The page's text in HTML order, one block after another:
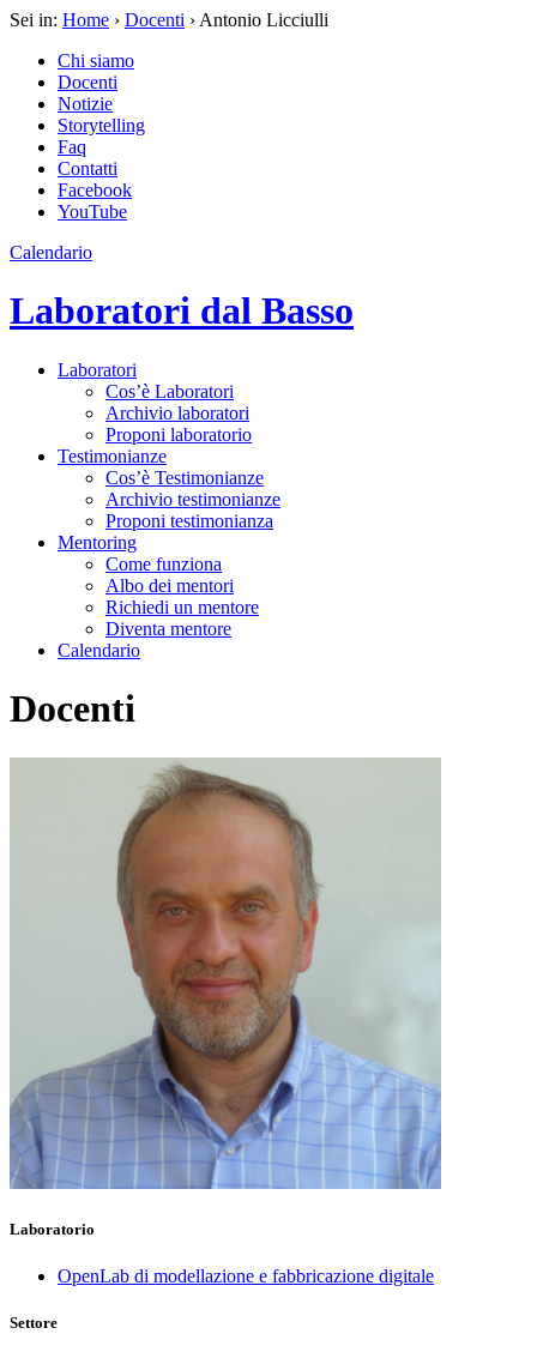
Sei in: Home › Docenti › Antonio Licciulli
Chi siamo
Docenti
Notizie
Storytelling
Faq
Contatti
Facebook
YouTube
Calendario
Laboratori dal Basso
Laboratori
Cos’è Laboratori
Archivio laboratori
Proponi laboratorio
Testimonianze
Cos’è Testimonianze
Archivio testimonianze
Proponi testimonianza
Mentoring
Come funziona
Albo dei mentori
Richiedi un mentore
Diventa mentore
Calendario
Docenti
Laboratorio
OpenLab di modellazione e fabbricazione digitale
Settore